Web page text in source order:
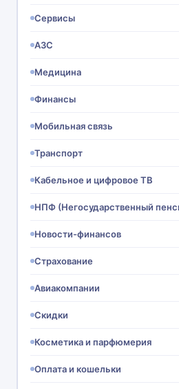
Сервисы
АЗС
Медицина
Финансы
Мобильная связь
Транспорт
Кабельное и цифровое ТВ
НПФ (Негосударственный
Новости-финансов
Страхование
Авиакомпании
Скидки
Косметика и парфюмерия
Оплата и кошельки